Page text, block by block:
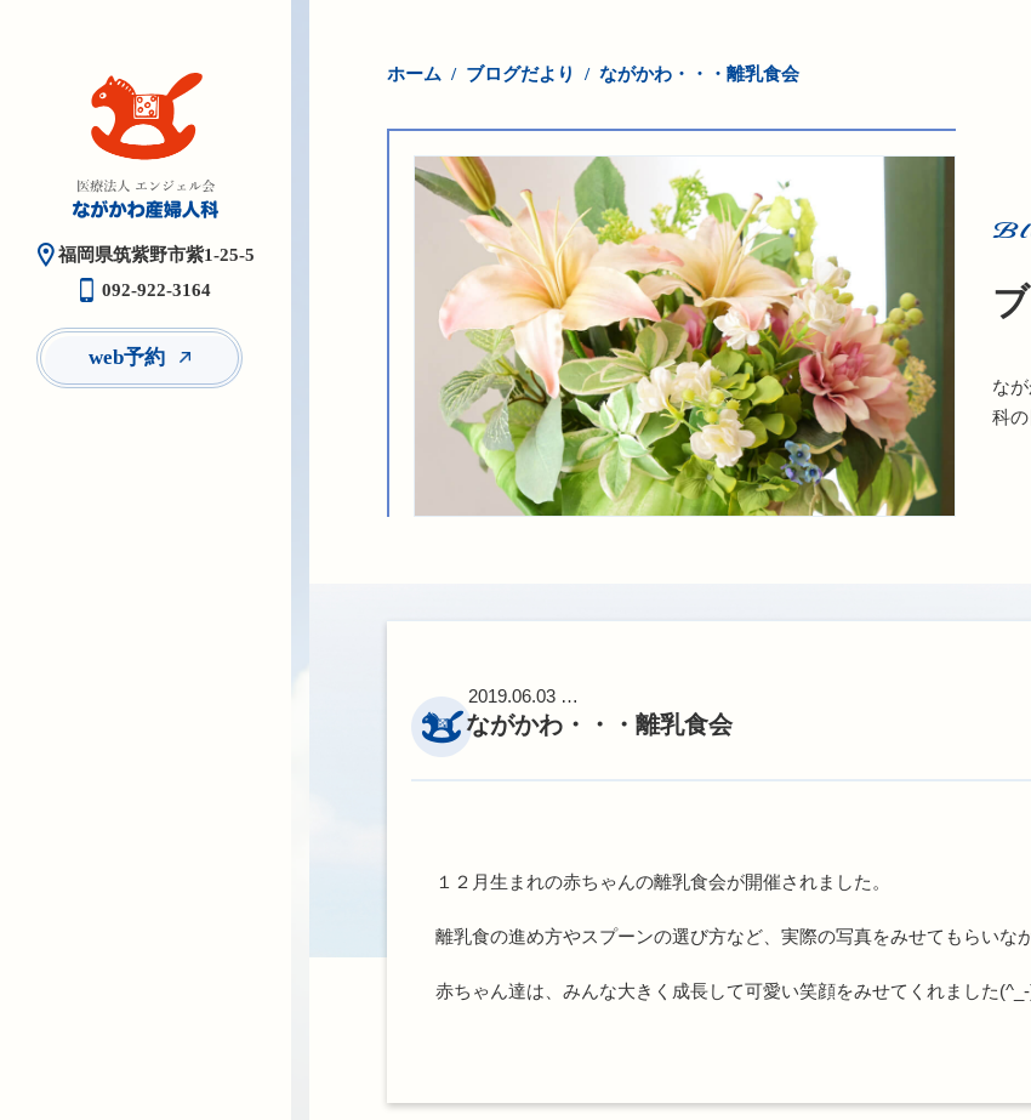
福岡県筑紫野市紫1-25-5
092-922-3164
web予約
ホーム ブログだより ながかわ・・・離乳食会
な
科
2019.06.03 …
ながかわ・・・離乳食会
１２月生まれの赤ちゃんの離乳食会が開催されました。
離乳食の進め方やスプーンの選び方など、実際の写真をみせてもらいな
赤ちゃん達は、みんな大きく成長して可愛い笑顔をみせてくれました